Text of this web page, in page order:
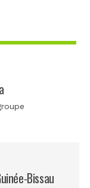
Bissau